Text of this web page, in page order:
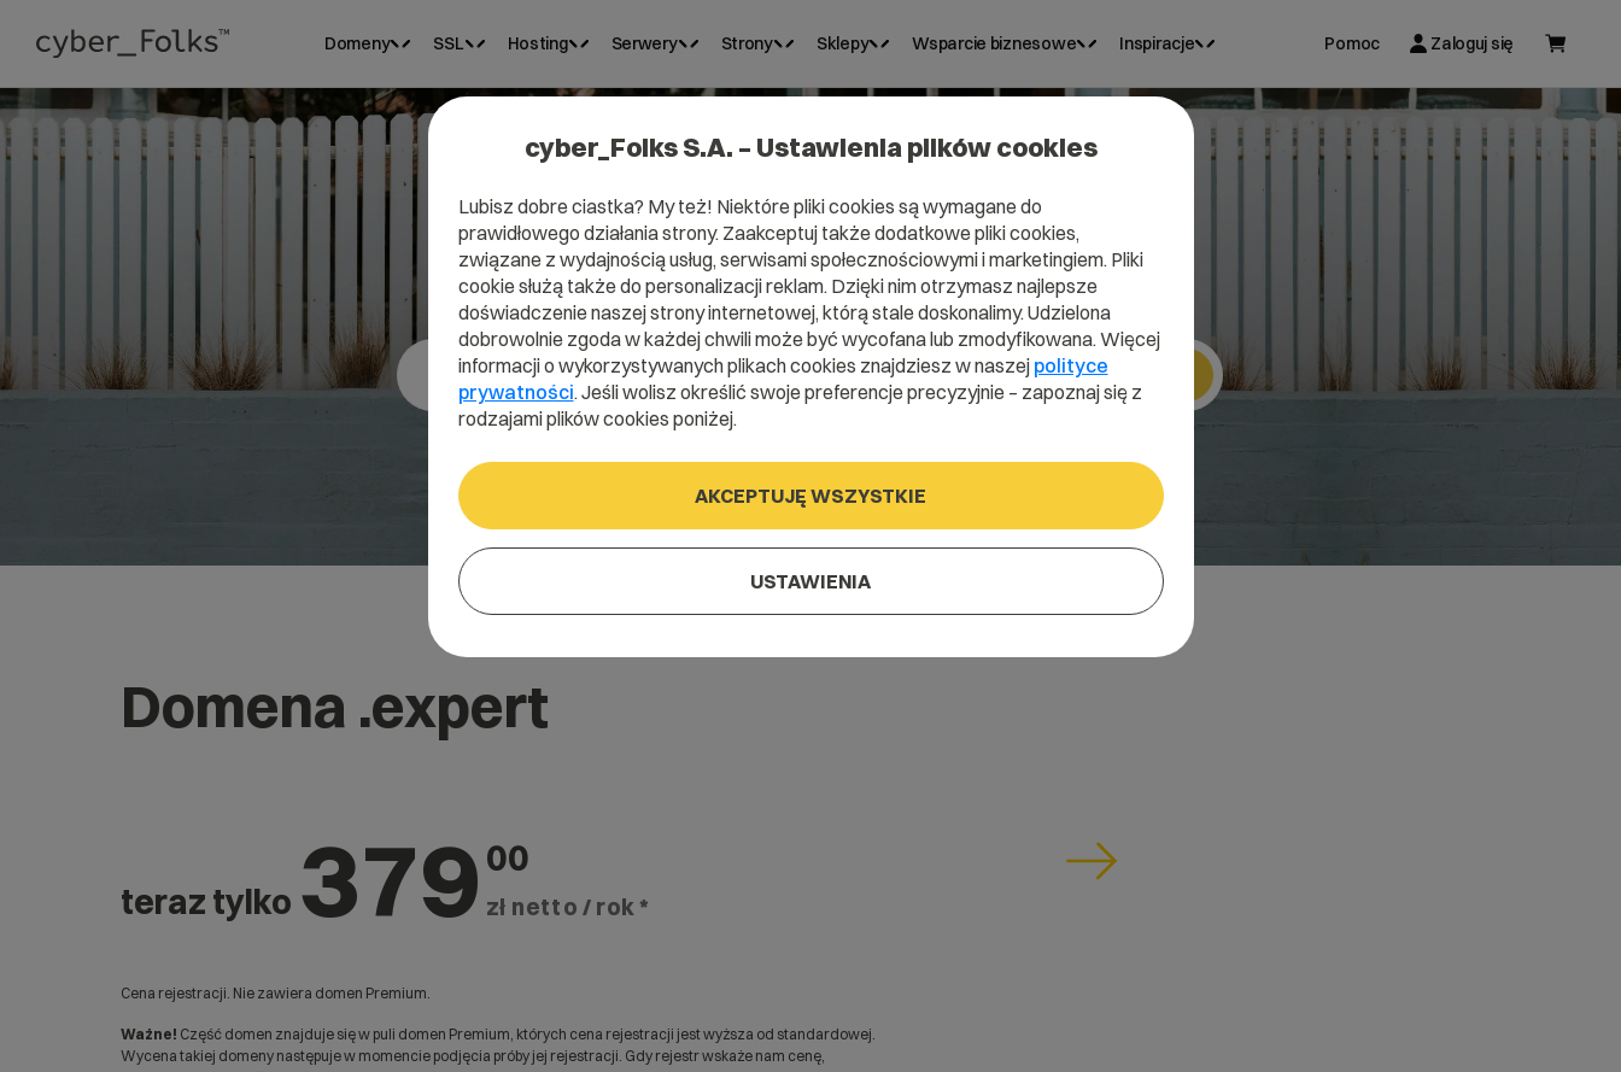
Domeny SSL Hosting Serwery Strony Sklepy Wsparcie biznesowe Inspiracje Pomoc Zaloguj się
Domena .expert
.expert Szukaj
Domena .expert
teraz tylko 379 00
zł netto / rok *
Cena rejestracji. Nie zawiera domen Premium.
Ważne! Część domen znajduje się w puli domen Premium, których cena rejestracji jest wyższa od standardowej.
Wycena takiej domeny następuje w momencie podjęcia próby jej rejestracji. Gdy rejestr wskaże nam cenę,
cyber_Folks S.A. – Ustawienia plików cookies
Lubisz dobre ciastka? My też! Niektóre pliki cookies są wymagane do
prawidłowego działania strony. Zaakceptuj także dodatkowe pliki cookies,
związane z wydajnością usług, serwisami społecznościowymi i marketingiem. Pliki
cookie służą także do personalizacji reklam. Dzięki nim otrzymasz najlepsze
doświadczenie naszej strony internetowej, którą stale doskonalimy. Udzielona
dobrowolnie zgoda w każdej chwili może być wycofana lub zmodyfikowana. Więcej
informacji o wykorzystywanych plikach cookies znajdziesz w naszej polityce
prywatności. Jeśli wolisz określić swoje preferencje precyzyjnie – zapoznaj się z
rodzajami plików cookies poniżej.
AKCEPTUJĘ WSZYSTKIE
USTAWIENIA